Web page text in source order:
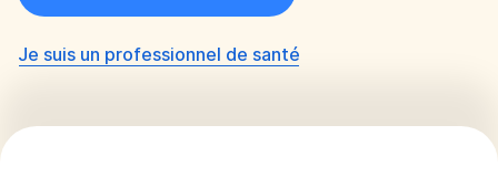
Je suis un professionnel de santé